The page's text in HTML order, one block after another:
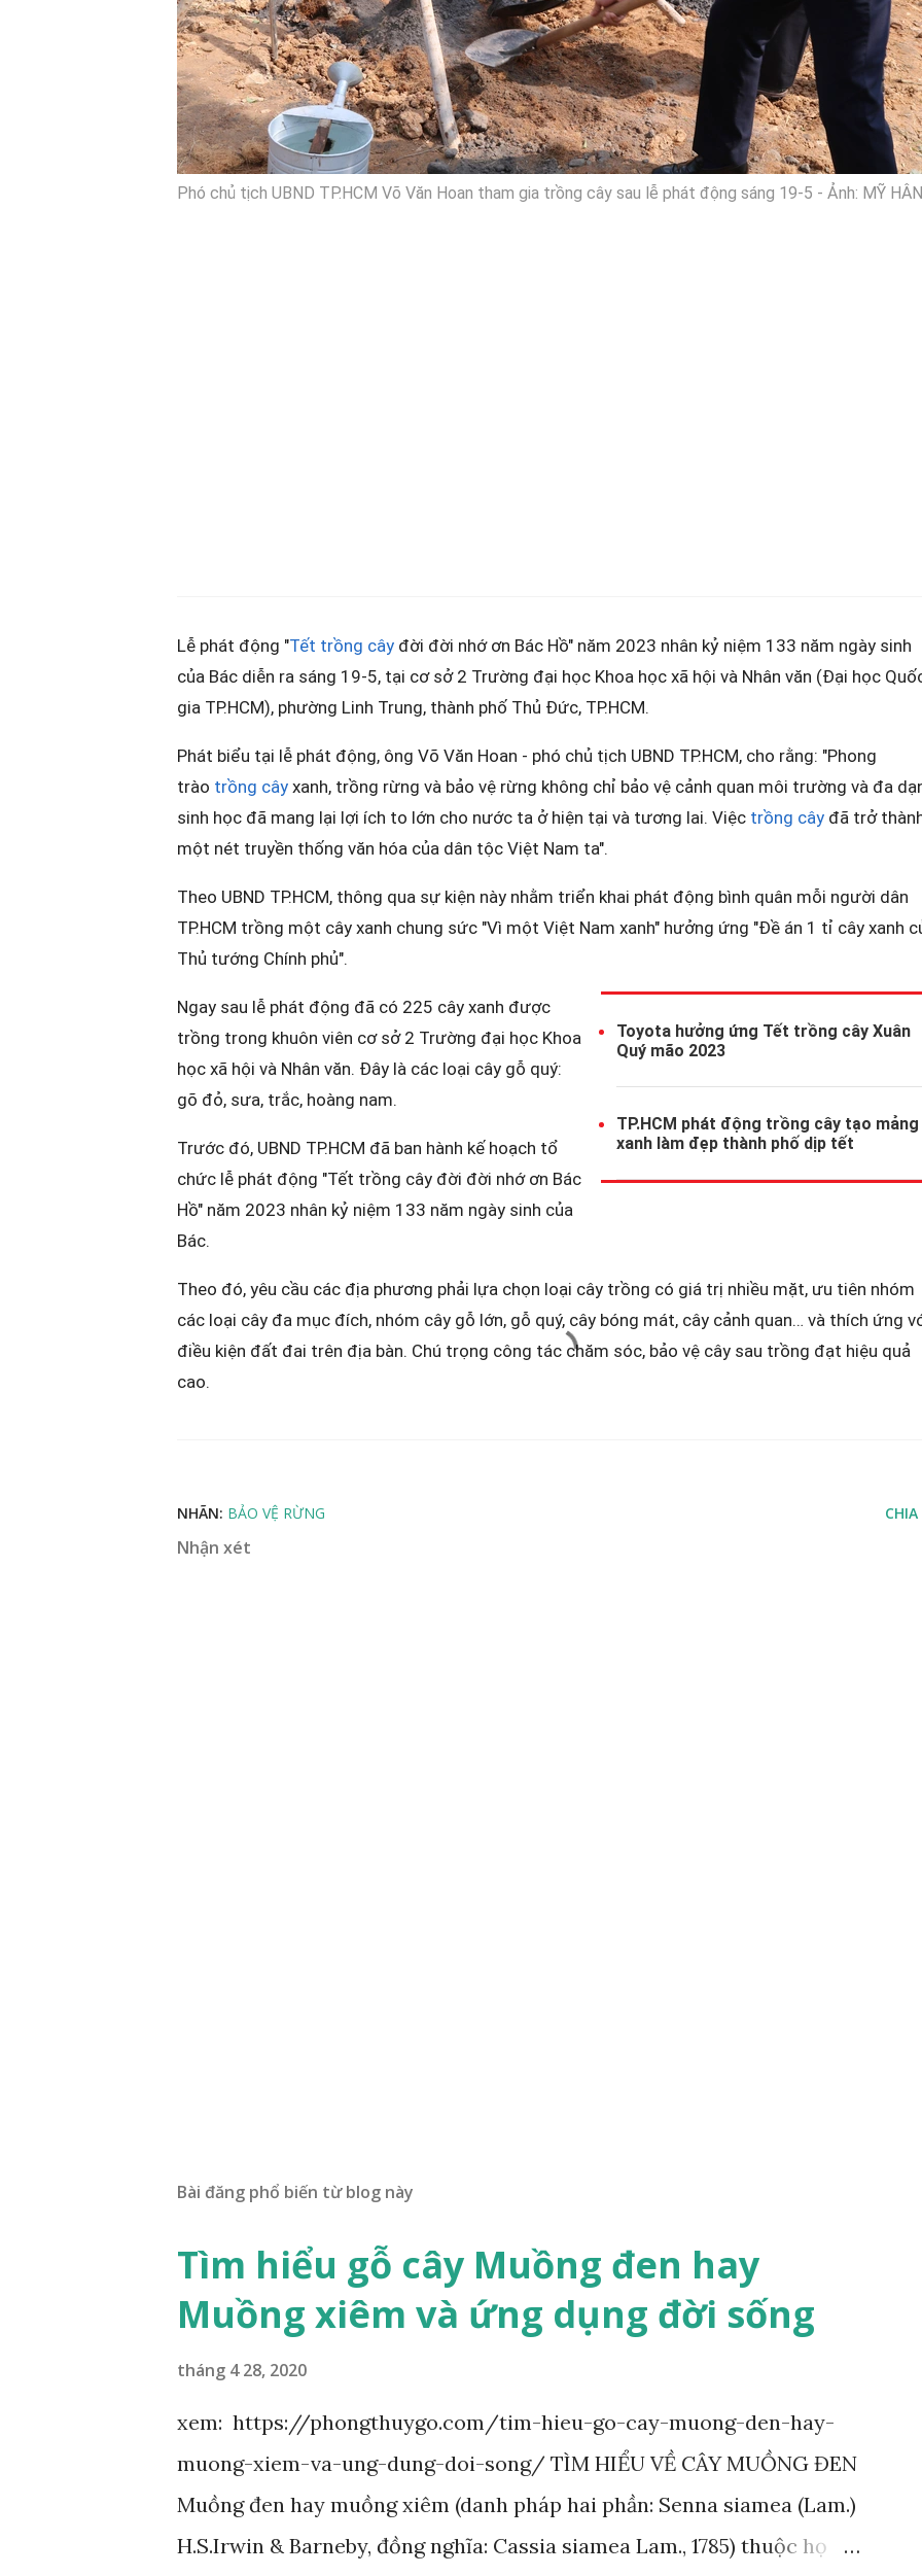
Phó chủ tịch UBND TP.HCM Võ Văn Hoan tham gia trồng cây sau lễ phát động sáng 19-5 - Ảnh: MỸ HÂN
Lễ phát động "Tết trồng cây đời đời nhớ ơn Bác Hồ" năm 2023 nhân kỷ niệm 133 năm ngày sinh
của Bác diễn ra sáng 19-5, tại cơ sở 2 Trường đại học Khoa học xã hội và Nhân văn (Đại học
gia TP.HCM), phường Linh Trung, thành phố Thủ Đức, TP.HCM.
Phát biểu tại lễ phát động, ông Võ Văn Hoan - phó chủ tịch UBND TP.HCM, cho rằng: "Phong
trào trồng cây xanh, trồng rừng và bảo vệ rừng không chỉ bảo vệ cảnh quan môi trường và đa
sinh học đã mang lại lợi ích to lớn cho nước ta ở hiện tại và tương lai. Việc trồng cây đã trở
một nét truyền thống văn hóa của dân tộc Việt Nam ta".
Theo UBND TP.HCM, thông qua sự kiện này nhằm triển khai phát động bình quân mỗi người dân
TP.HCM trồng một cây xanh chung sức "Vì một Việt Nam xanh" hưởng ứng "Đề án 1 tỉ cây xanh
Thủ tướng Chính phủ".
Toyota hưởng ứng Tết trồng cây Xuân
Quý mão 2023
TP.HCM phát động trồng cây tạo mảng
xanh làm đẹp thành phố dịp tết
Ngay sau lễ phát động đã có 225 cây xanh được
trồng trong khuôn viên cơ sở 2 Trường đại học Khoa
học xã hội và Nhân văn. Đây là các loại cây gỗ quý:
gõ đỏ, sưa, trắc, hoàng nam.
Trước đó, UBND TP.HCM đã ban hành kế hoạch tổ
chức lễ phát động "Tết trồng cây đời đời nhớ ơn Bác
Hồ" năm 2023 nhân kỷ niệm 133 năm ngày sinh của
Bác.
Theo đó, yêu cầu các địa phương phải lựa chọn loại cây trồng có giá trị nhiều mặt, ưu tiên nhóm
các loại cây đa mục đích, nhóm cây gỗ lớn, gỗ quý, cây bóng mát, cây cảnh quan… và thích ứng
điều kiện đất đai trên địa bàn. Chú trọng công tác chăm sóc, bảo vệ cây sau trồng đạt hiệu quả
cao.
NHÃN: BẢO VỆ RỪNG CHIA
Nhận xét
Bài đăng phổ biến từ blog này
Tìm hiểu gỗ cây Muồng đen hay
Muồng xiêm và ứng dụng đời sống
tháng 4 28, 2020
xem: https://phongthuygo.com/tim-hieu-go-cay-muong-den-hay-
muong-xiem-va-ung-dung-doi-song/ TÌM HIỂU VỀ CÂY MUỒNG ĐEN
Muồng đen hay muồng xiêm (danh pháp hai phần: Senna siamea (Lam.)
H.S.Irwin & Barneby, đồng nghĩa: Cassia siamea Lam., 1785) thuộc họ